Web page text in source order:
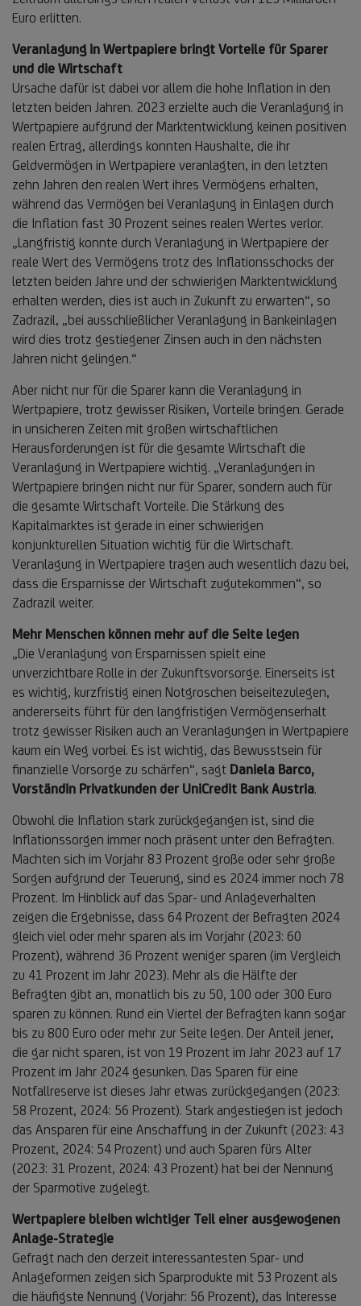
Euro erlitten.
Veranlagung in Wertpapiere bringt Vorteile für Sparer
und die Wirtschaft
Ursache dafür ist dabei vor allem die hohe Inflation in den
letzten beiden Jahren. 2023 erzielte auch die Veranlagung in
Wertpapiere aufgrund der Marktentwicklung keinen positiven
realen Ertrag, allerdings konnten Haushalte, die ihr
Geldvermögen in Wertpapiere veranlagten, in den letzten
zehn Jahren den realen Wert ihres Vermögens erhalten,
während das Vermögen bei Veranlagung in Einlagen durch
die Inflation fast 30 Prozent seines realen Wertes verlor.
„Langfristig konnte durch Veranlagung in Wertpapiere der
reale Wert des Vermögens trotz des Inflationsschocks der
letzten beiden Jahre und der schwierigen Marktentwicklung
erhalten werden, dies ist auch in Zukunft zu erwarten“, so
Zadrazil, „bei ausschließlicher Veranlagung in Bankeinlagen
wird dies trotz gestiegener Zinsen auch in den nächsten
Jahren nicht gelingen.“
Aber nicht nur für die Sparer kann die Veranlagung in
Wertpapiere, trotz gewisser Risiken, Vorteile bringen. Gerade
in unsicheren Zeiten mit großen wirtschaftlichen
Herausforderungen ist für die gesamte Wirtschaft die
Veranlagung in Wertpapiere wichtig. „Veranlagungen in
Wertpapiere bringen nicht nur für Sparer, sondern auch für
die gesamte Wirtschaft Vorteile. Die Stärkung des
Kapitalmarktes ist gerade in einer schwierigen
konjunkturellen Situation wichtig für die Wirtschaft.
Veranlagung in Wertpapiere tragen auch wesentlich dazu bei,
dass die Ersparnisse der Wirtschaft zugutekommen“, so
Zadrazil weiter.
Mehr Menschen können mehr auf die Seite legen
„Die Veranlagung von Ersparnissen spielt eine
unverzichtbare Rolle in der Zukunftsvorsorge. Einerseits ist
es wichtig, kurzfristig einen Notgroschen beiseitezulegen,
andererseits führt für den langfristigen Vermögenserhalt
trotz gewisser Risiken auch an Veranlagungen in Wertpapiere
kaum ein Weg vorbei. Es ist wichtig, das Bewusstsein für
finanzielle Vorsorge zu schärfen“, sagt Daniela Barco,
Vorständin Privatkunden der UniCredit Bank Austria.
Obwohl die Inflation stark zurückgegangen ist, sind die
Inflationssorgen immer noch präsent unter den Befragten.
Machten sich im Vorjahr 83 Prozent große oder sehr große
Sorgen aufgrund der Teuerung, sind es 2024 immer noch 78
Prozent. Im Hinblick auf das Spar- und Anlageverhalten
zeigen die Ergebnisse, dass 64 Prozent der Befragten 2024
gleich viel oder mehr sparen als im Vorjahr (2023: 60
Prozent), während 36 Prozent weniger sparen (im Vergleich
zu 41 Prozent im Jahr 2023). Mehr als die Hälfte der
Befragten gibt an, monatlich bis zu 50, 100 oder 300 Euro
sparen zu können. Rund ein Viertel der Befragten kann sogar
bis zu 800 Euro oder mehr zur Seite legen. Der Anteil jener,
die gar nicht sparen, ist von 19 Prozent im Jahr 2023 auf 17
Prozent im Jahr 2024 gesunken. Das Sparen für eine
Notfallreserve ist dieses Jahr etwas zurückgegangen (2023:
58 Prozent, 2024: 56 Prozent). Stark angestiegen ist jedoch
das Ansparen für eine Anschaffung in der Zukunft (2023: 43
Prozent, 2024: 54 Prozent) und auch Sparen fürs Alter
(2023: 31 Prozent, 2024: 43 Prozent) hat bei der Nennung
der Sparmotive zugelegt.
Wertpapiere bleiben wichtiger Teil einer ausgewogenen
Anlage-Strategie
Gefragt nach den derzeit interessantesten Spar- und
Anlageformen zeigen sich Sparprodukte mit 53 Prozent als
die häufigste Nennung (Vorjahr: 56 Prozent), das Interesse